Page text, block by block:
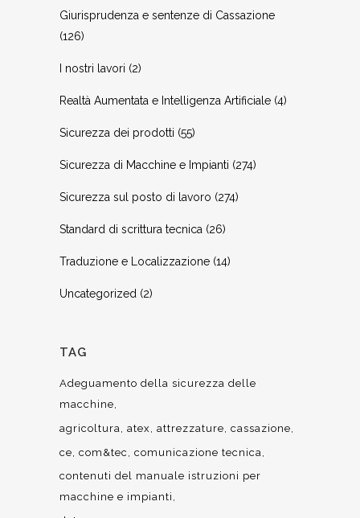
Giurisprudenza e sentenze di Cassazione
(126)
I nostri lavori (2)
Realtà Aumentata e Intelligenza Artificiale (4)
Sicurezza dei prodotti (55)
Sicurezza di Macchine e Impianti (274)
Sicurezza sul posto di lavoro (274)
Standard di scrittura tecnica (26)
Traduzione e Localizzazione (14)
Uncategorized (2)
TAG
Adeguamento della sicurezza delle
macchine
agricoltura atex attrezzature cassazione
ce com&tec
comunicazione tecnica
contenuti del manuale istruzioni per
macchine e impianti